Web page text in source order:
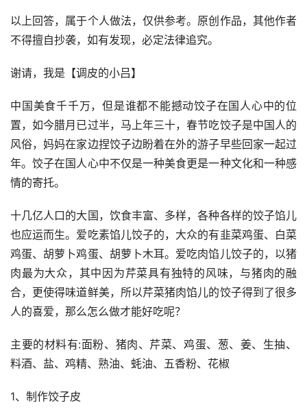
以上回答，属于个人做法，仅供参考。原创作品，其他作者
不得擅自抄袭，如有发现，必定法律追究。
谢请，我是【调皮的小吕】
中国美食千千万，但是谁都不能撼动饺子在国人心中的位
置，如今腊月已过半，马上年三十，春节吃饺子是中国人的
风俗，妈妈在家边捏饺子边盼着在外的游子早些回家一起过
年。饺子在国人心中不仅是一种美食更是一种文化和一种感
情的寄托。
十几亿人口的大国，饮食丰富、多样，各种各样的饺子馅儿
也应运而生。爱吃素馅儿饺子的，大众的有韭菜鸡蛋、白菜
鸡蛋、胡萝卜鸡蛋、胡萝卜木耳。爱吃肉馅儿饺子的，以猪
肉最为大众，其中因为芹菜具有独特的风味，与猪肉的融
合，更使得味道鲜美，所以芹菜猪肉馅儿的饺子得到了很多
人的喜爱，那么怎么做才能好吃呢？
主要的材料有:面粉、猪肉、芹菜、鸡蛋、葱、姜、生抽、
料酒、盐、鸡精、熟油、蚝油、五香粉、花椒
1、制作饺子皮